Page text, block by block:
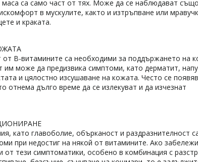
маса са само част от тях. Може да се наблюдават
в мускулите, както и изтръпване или
и краката.
от B-витамините са необходими за поддържането на
им може да предизвика симптоми, като дерматит,
и цялостно изсушаване на кожата. Често се
отнема дълго време да се излекуват и да изчезнат
като главоболие, обърканост и раздразнителност
при недостиг на някой от витамините. Ако
от тези симптоматики, особено в комбинация с